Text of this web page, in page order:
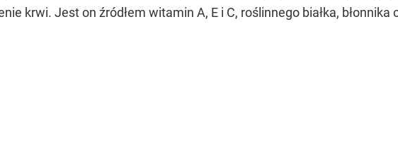
krwi. Jest on źródłem witamin A, E i C, roślinnego białka, błonnika